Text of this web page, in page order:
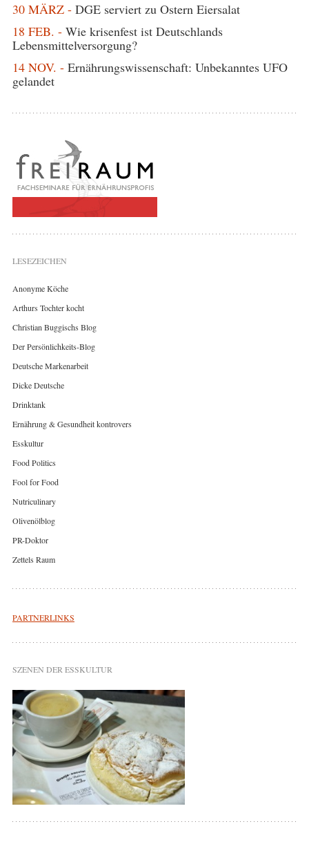
30 MÄRZ - DGE serviert zu Ostern Eiersalat
18 FEB. - Wie krisenfest ist Deutschlands
Lebensmittelversorgung?
14 NOV. - Ernährungswissenschaft: Unbekanntes UFO
gelandet
LESEZEICHEN
Anonyme Köche
Arthurs Tochter kocht
Christian Buggischs Blog
Der Persönlichkeits-Blog
Deutsche Markenarbeit
Dicke Deutsche
Drinktank
Ernährung & Gesundheit kontrovers
Esskultur
Food Politics
Fool for Food
Nutriculinary
Olivenölblog
PR-Doktor
Zettels Raum
PARTNERLINKS
SZENEN DER ESSKULTUR